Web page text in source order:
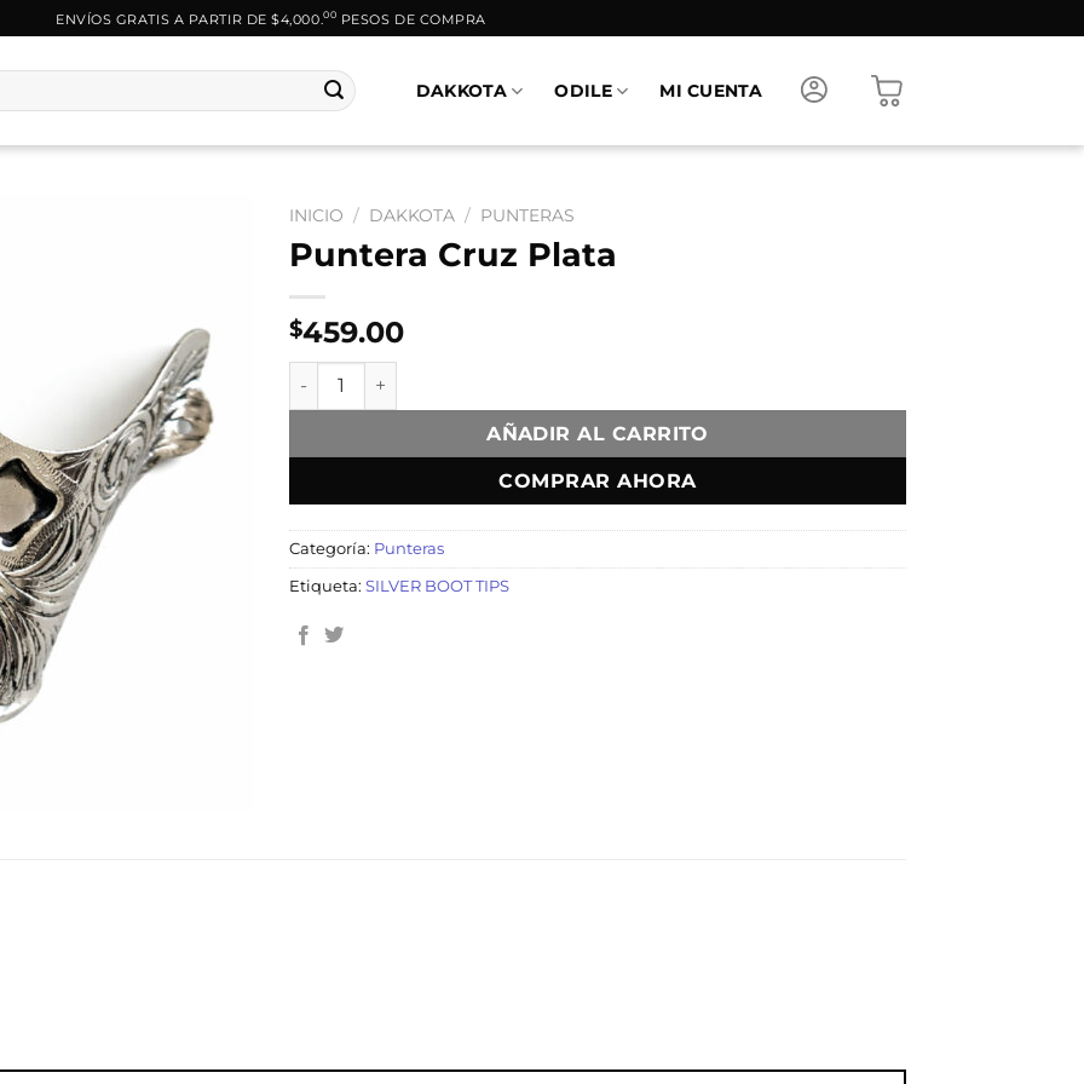
ENVÍOS GRATIS A PARTIR DE $4,000.00 PESOS DE COMPRA
DAKKOTA ODILE MI CUENTA
INICIO / DAKKOTA / PUNTERAS
Puntera Cruz Plata
$459.00
Puntera Cruz Plata cantidad
AÑADIR AL CARRITO
COMPRAR AHORA
Categoría: Punteras
Etiqueta: SILVER BOOT TIPS